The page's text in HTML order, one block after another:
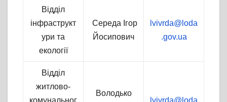
Відділ
інфраструкт
ури та
екології
Середа Ігор
Йосипович
lvivrda@loda
.gov.ua
Відділ
житлово-
Володько